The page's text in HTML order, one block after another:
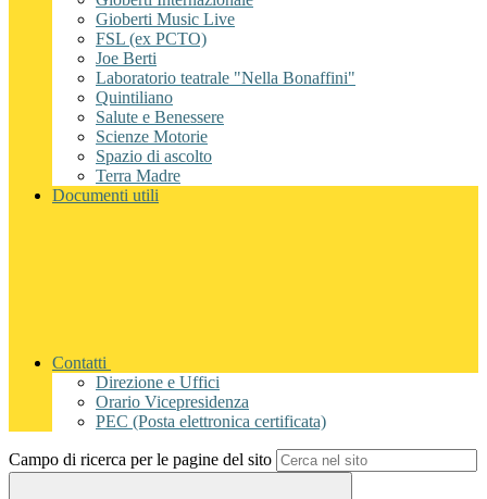
Gioberti Music Live
FSL (ex PCTO)
Joe Berti
Laboratorio teatrale "Nella Bonaffini"
Quintiliano
Salute e Benessere
Scienze Motorie
Spazio di ascolto
Terra Madre
Documenti utili
Contatti
Direzione e Uffici
Orario Vicepresidenza
PEC (Posta elettronica certificata)
Campo di ricerca per le pagine del sito